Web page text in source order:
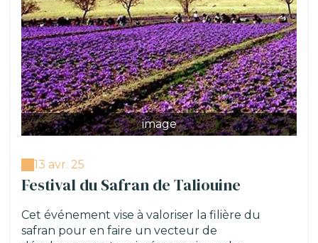
image
13 avr. 25
Festival du Safran de Taliouine
Cet événement vise à valoriser la filière du
safran pour en faire un vecteur de